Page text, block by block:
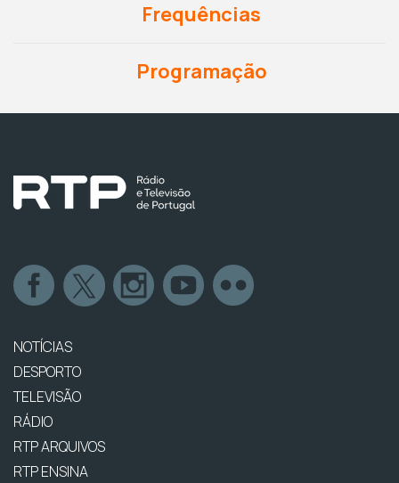
Frequências
Programação
NOTÍCIAS
DESPORTO
TELEVISÃO
RÁDIO
RTP ARQUIVOS
RTP ENSINA